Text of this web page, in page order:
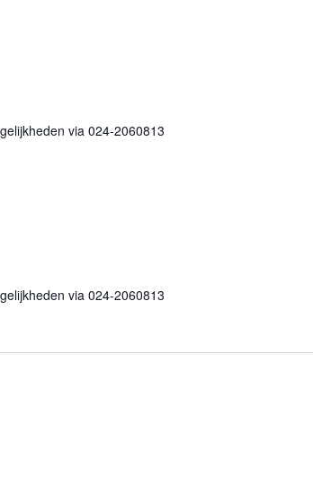
via 024-2060813
via 024-2060813